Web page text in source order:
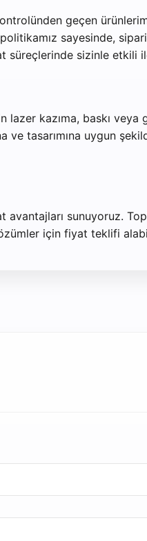
geçen
sayesinde,
süreçlerinde sizinle etkili
lazer kazıma, baskı
ve tasarımına uygun
sunuyoruz.
için fiyat teklifi